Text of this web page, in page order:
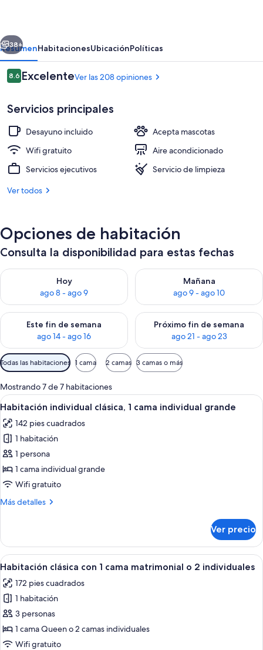
Jardín
Siguiente
38+
ResumenHabitacionesUbicaciónPolíticas
Opiniones
8.68.6 de 10,
ExcelenteVer las 208 opiniones
Servicios principales
Desayuno incluido
Acepta mascotas
Wifi gratuito
Aire acondicionado
Servicios ejecutivos
Servicio de limpieza
Ver todos
Opciones de habitación
Consulta la disponibilidad para estas fechas
Hoy
ago 8 - ago 9
Consulta la disponibilidad para hoy ago 8 - ago 9
Mañana
ago 9 - ago 10
Consulta la disponibilidad
Este fin de semana
ago 14 - ago 16
Consulta la disponibilidad para este fin de semana ago 14 -
Próximo fin de semana
ago 21 - ago 23
Consulta la disponibilidad
Filtros
disponibles
para
las
habitaciones
Todas las habitaciones 1 cama 2 camas 3 camas o más
Mostrando 7 de 7 habitaciones
Abrir
todas
las
fotos
de
Habitación
individual
1
grande
Habitación de hotel con cama,
6
Habitación individual clásica, 1 cama individual grande
142 pies cuadrados
1 habitación
1 persona
1 cama individual grande
Wifi gratuito
Más detalles
Más
individual
clásica,
1
individual
grande
Ver precio
Abrir
todas
las
fotos
de
Habitación
clásica
Una habitación de hotel con una
5
Habitación clásica con 1 cama matrimonial o 2 individuales
172 pies cuadrados
1 habitación
3 personas
1 cama Queen o 2 camas individuales
Wifi gratuito